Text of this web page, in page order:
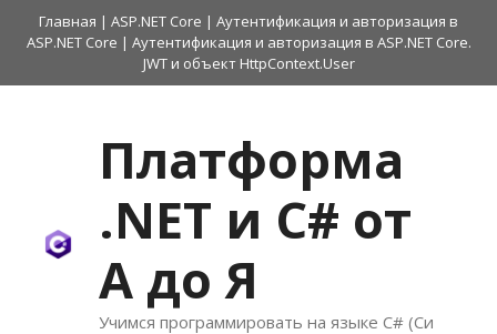
ПерейтиГлавная | ASP.NET Core | Аутентификация и авторизация в
ASP.NET Core | Аутентификация и авторизация в ASP.NET Core.
JWT и объект HttpContext.User
Платформа
.NET и C# от
А до Я
Учимся программировать на языке C# (Си